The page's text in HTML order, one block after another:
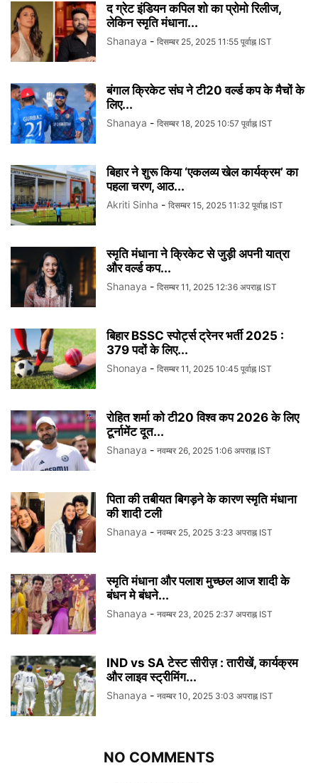
द ग्रेट इंडियन कपिल शो का प्रोमो रिलीज,
लेकिन स्मृति मंधाना...
Shanaya - दिसम्बर 25, 2025 11:55 पूर्वाह्न IST
बंगाल क्रिकेट संघ ने टी20 वर्ल्ड कप के मैचों के
लिए...
Shanaya - दिसम्बर 18, 2025 10:57 पूर्वाह्न IST
बिहार ने शुरू किया ‘एकलव्य खेल कार्यक्रम’ का
पहला चरण, आठ...
Akriti Sinha - दिसम्बर 15, 2025 11:32 पूर्वाह्न IST
स्मृति मंधाना ने क्रिकेट से जुड़ी अपनी यात्रा
और वर्ल्ड कप...
Shanaya - दिसम्बर 11, 2025 12:36 अपराह्न IST
बिहार BSSC स्पोर्ट्स ट्रेनर भर्ती 2025 :
379 पदों के लिए...
Shonaya - दिसम्बर 11, 2025 10:45 पूर्वाह्न IST
रोहित शर्मा को टी20 विश्व कप 2026 के लिए
टूर्नामेंट दूत...
Shanaya - नवम्बर 26, 2025 1:06 अपराह्न IST
पिता की तबीयत बिगड़ने के कारण स्मृति मंधाना
की शादी टली
Shanaya - नवम्बर 25, 2025 3:23 अपराह्न IST
स्मृति मंधाना और पलाश मुच्छल आज शादी के
बंधन मे बंधने...
Shanaya - नवम्बर 23, 2025 2:37 अपराह्न IST
IND vs SA टेस्ट सीरीज़ : तारीखें, कार्यक्रम
और लाइव स्ट्रीमिंग...
Shanaya - नवम्बर 10, 2025 3:03 अपराह्न IST
NO COMMENTS